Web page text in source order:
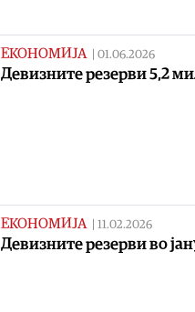
ЕКОНОМИЈА 01.06.2026
Девизните резерви 5,2
ЕКОНОМИЈА 11.02.2026
Девизните резерви во